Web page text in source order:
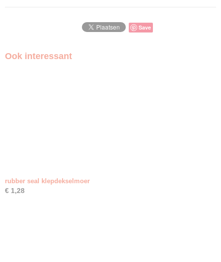
Save
Ook interessant
rubber seal klepdekselmoer
€ 1,28